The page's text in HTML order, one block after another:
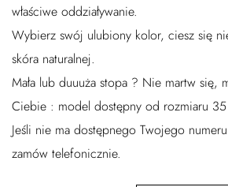
właściwe oddziaływanie.
Wybierz swój ulubiony kolor, ciesz się
skóra naturalnej.
Mała lub duuuża stopa ? Nie martw się,
Ciebie : model dostępny od rozmiaru
Jeśli nie ma dostępnego Twojego
zamów telefonicznie.